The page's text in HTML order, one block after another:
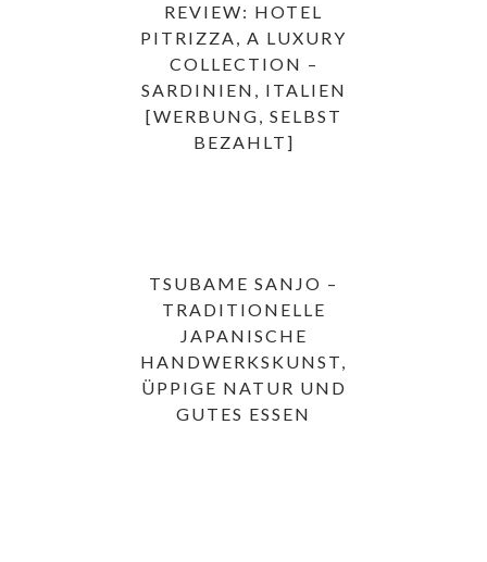
REVIEW: HOTEL
PITRIZZA, A LUXURY
COLLECTION –
SARDINIEN, ITALIEN
[WERBUNG, SELBST
BEZAHLT]
TSUBAME SANJO –
TRADITIONELLE
JAPANISCHE
HANDWERKSKUNST,
ÜPPIGE NATUR UND
GUTES ESSEN